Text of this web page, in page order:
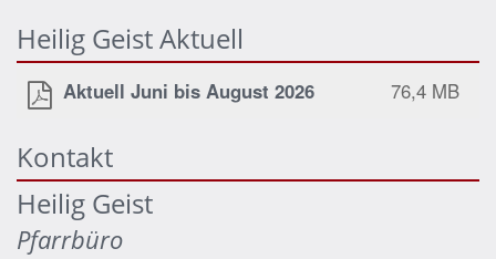
Heilig Geist Aktuell
Aktuell Juni bis August 2026 76,4 MB
Kontakt
Heilig Geist
Pfarrbüro